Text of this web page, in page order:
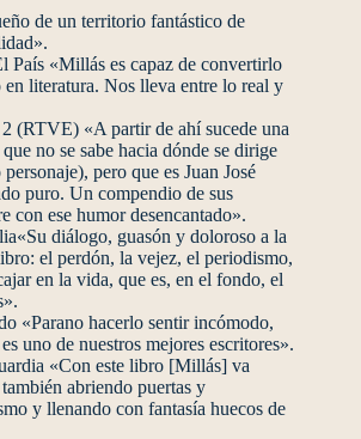
de un territorio fantástico de
País «Millás es capaz de convertirlo
literatura. Nos lleva entre lo real y
(RTVE) «A partir de ahí sucede una
no se sabe hacia dónde se dirige
pero que es Juan José
puro. Un compendio de sus
con ese humor desencantado».
diálogo, guasón y doloroso a la
el perdón, la vejez, el periodismo,
en la vida, que es, en el fondo, el
«Parano hacerlo sentir incómodo,
uno de nuestros mejores escritores».
«Con este libro [Millás] va
abriendo puertas y
y llenando con fantasía huecos de